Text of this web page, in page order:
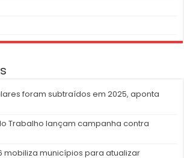
foram subtraídos em 2025, aponta
Trabalho lançam campanha contra
mobiliza municípios para atualizar